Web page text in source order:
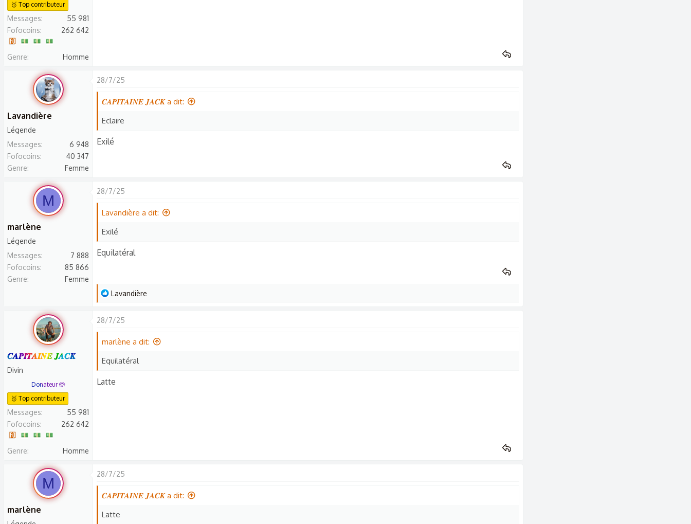
🥇 Top contributeur
Messages
55 981
Fofocoins
262 642
Genre Homme
Lavandière
Légende
Messages
6 948
Fofocoins
40 347
Genre
Femme
28/7/25
𝑪𝑨𝑷𝑰𝑻𝑨𝑰𝑵𝑬 𝑱𝑨𝑪𝑲 a dit:
Eclaire
Exilé
M
marlène
Légende
Messages
7 888
Fofocoins
85 866
Genre
Femme
28/7/25
Lavandière a dit:
Exilé
Equilatéral
L
s
é
c
i
Lavandière
𝑪𝑨𝑷𝑰𝑻𝑨𝑰𝑵𝑬 𝑱𝑨𝑪𝑲
Divin
Donateur 🤲
🥇 Top contributeur
Messages
55 981
Fofocoins
262 642
Genre Homme
28/7/25
marlène a dit:
Equilatéral
Latte
M
marlène
28/7/25
𝑪𝑨𝑷𝑰𝑻𝑨𝑰𝑵𝑬 𝑱𝑨𝑪𝑲 a dit:
Latte